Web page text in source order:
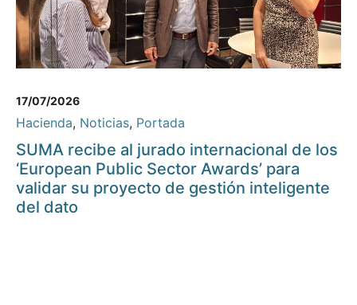
17/07/2026
Hacienda, Noticias, Portada
SUMA recibe al jurado internacional de los
‘European Public Sector Awards’ para
validar su proyecto de gestión inteligente
del dato